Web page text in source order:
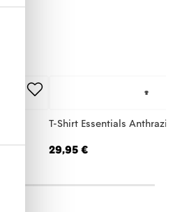
T-Shirt Essentials Anthrazit
29,95 €